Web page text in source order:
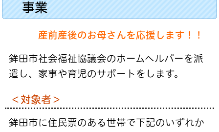
事業
産前産後のお母さんを応援します！！
鉾田市社会福祉協議会のホームヘルパーを派
遣し、家事や育児のサポートをします。
＜対象者＞
鉾田市に住民票のある世帯で下記のいずれか